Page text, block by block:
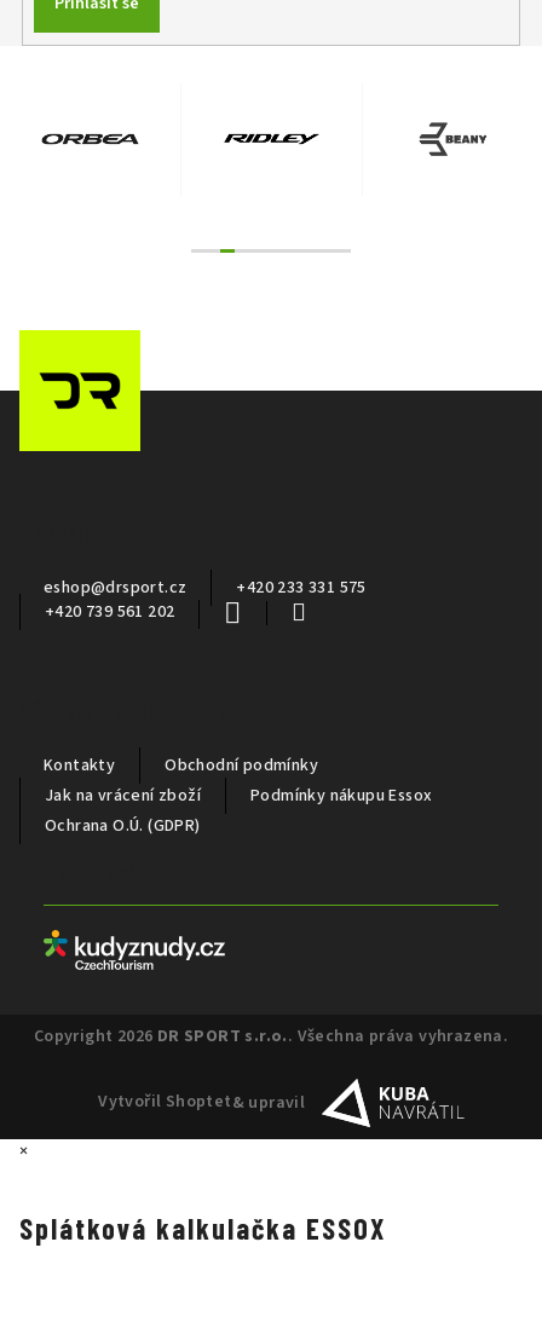
eshop@drsport.cz
+420 233 331 575
+420 739 561 202
Kontakty
Obchodní podmínky
Jak na vrácení zboží
Podmínky nákupu Essox
Ochrana O.Ú. (GDPR)
Copyright 2026 DR SPORT s.r.o.. Všechna práva vyhrazena.
Vytvořil Shoptet& upravil
×
Splátková kalkulačka ESSOX